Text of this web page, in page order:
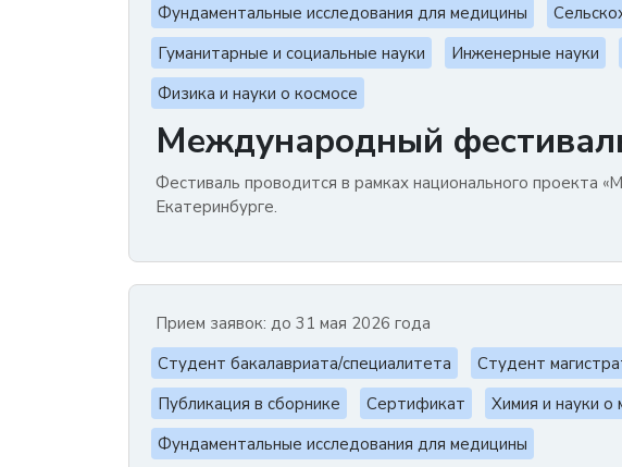
Фундаментальные исследования для медицины
Гуманитарные и социальные науки
Инженерные науки
Физика и науки о космосе
Международный
Фестиваль проводится в рамках национального проекта
Екатеринбурге.
Прием заявок: до 31 мая 2026 года
Студент бакалавриата/специалитета
Студент
Публикация в сборнике
Сертификат Химия и науки о
Фундаментальные исследования для медицины